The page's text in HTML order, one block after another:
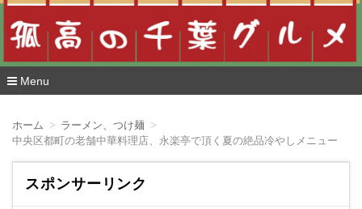
Menu
ホーム
ラーメン、つけ麺
中央区都町の老舗中華料理店、永楽亭で頂く夏の絶品冷やしメニュー
スポンサーリンク